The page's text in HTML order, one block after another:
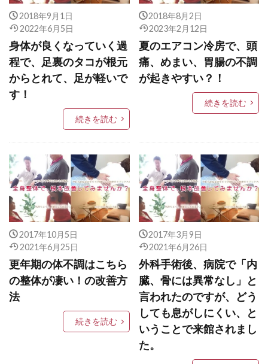
2018年9月1日
2022年6月5日
身体が良くなっていく過
程で、足裏のタコが根元
からとれて、足が軽いで
す！
続きを読む
2018年8月2日
2023年2月12日
夏のエアコン冷房で、頭
痛、めまい、胃腸の不調
が起きやすい？！
続きを読む
2017年10月5日
2021年6月25日
更年期の体不調はこちら
の整体が凄い！の改善方
法
続きを読む
2017年3月9日
2021年6月26日
外科手術後、病院で「内
臓、骨には異常なし」と
言われたのですが、どう
しても息がしにくい、と
いうことで来館されまし
た。